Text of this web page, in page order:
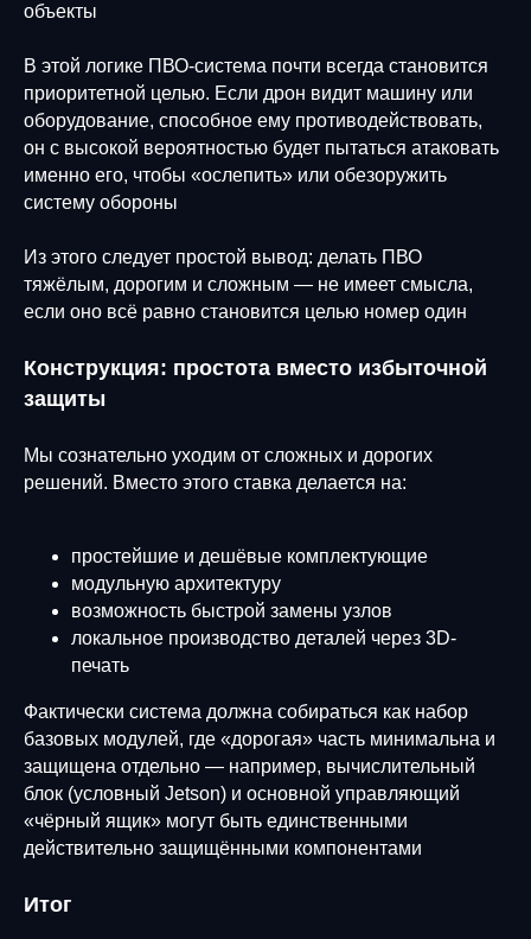
объекты
В этой логике ПВО-система почти всегда становится
приоритетной целью. Если дрон видит машину или
оборудование, способное ему противодействовать,
он с высокой вероятностью будет пытаться атаковать
именно его, чтобы «ослепить» или обезоружить
систему обороны
Из этого следует простой вывод: делать ПВО
тяжёлым, дорогим и сложным — не имеет смысла,
если оно всё равно становится целью номер один
Конструкция: простота вместо избыточной
защиты
Мы сознательно уходим от сложных и дорогих
решений. Вместо этого ставка делается на:
простейшие и дешёвые комплектующие
модульную архитектуру
возможность быстрой замены узлов
локальное производство деталей через 3D-
печать
Фактически система должна собираться как набор
базовых модулей, где «дорогая» часть минимальна и
защищена отдельно — например, вычислительный
блок (условный Jetson) и основной управляющий
«чёрный ящик» могут быть единственными
действительно защищёнными компонентами
Итог